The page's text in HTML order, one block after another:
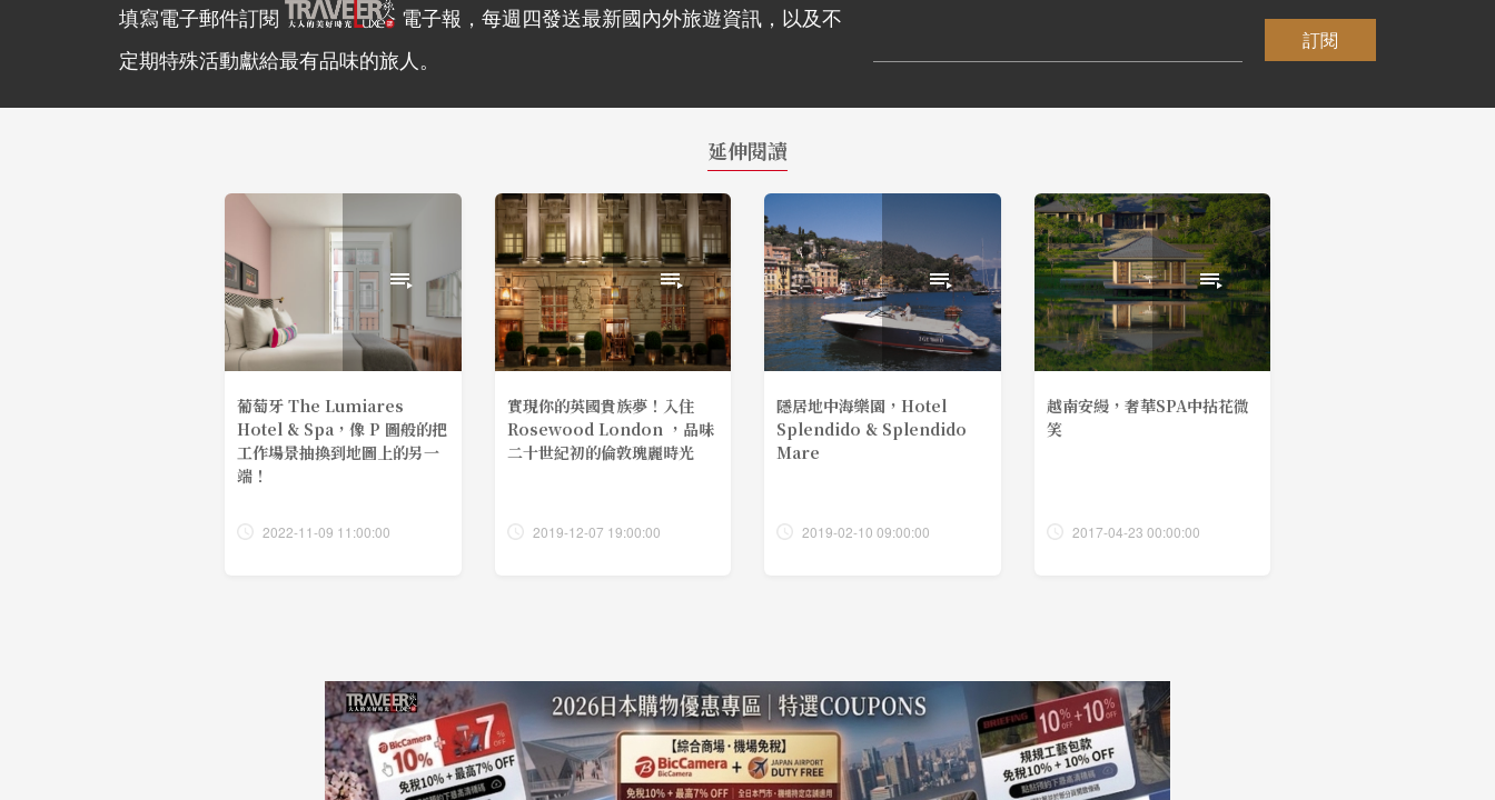
填寫電子郵件訂閱
電子報，每週四發送最新國內外旅遊資訊，以及不
定期特殊活動獻給最有品味的旅人。
訂閱
延伸閱讀
葡萄牙 The Lumiares
Hotel & Spa，像 P 圖般的把
工作場景抽換到地圖上的另一
端！
2022-11-09 11:00:00
實現你的英國貴族夢！入住
Rosewood London ，品味
二十世紀初的倫敦瑰麗時光
2019-12-07 19:00:00
隱居地中海樂園，Hotel
Splendido & Splendido
Mare
2019-02-10 09:00:00
越南安縵，奢華SPA中拈花微
笑
2017-04-23 00:00:00